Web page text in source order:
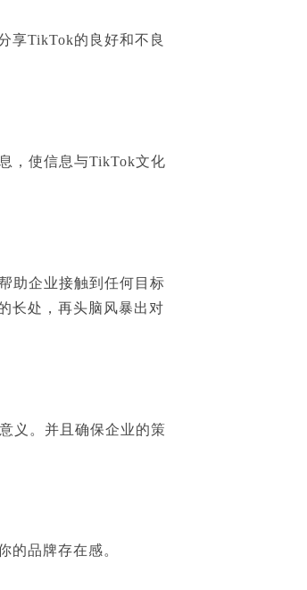
享TikTok的良好和不良
，使信息与TikTok文化
助企业接触到任何目标
长处，再头脑风暴出对
义。并且确保企业的策
的品牌存在感。